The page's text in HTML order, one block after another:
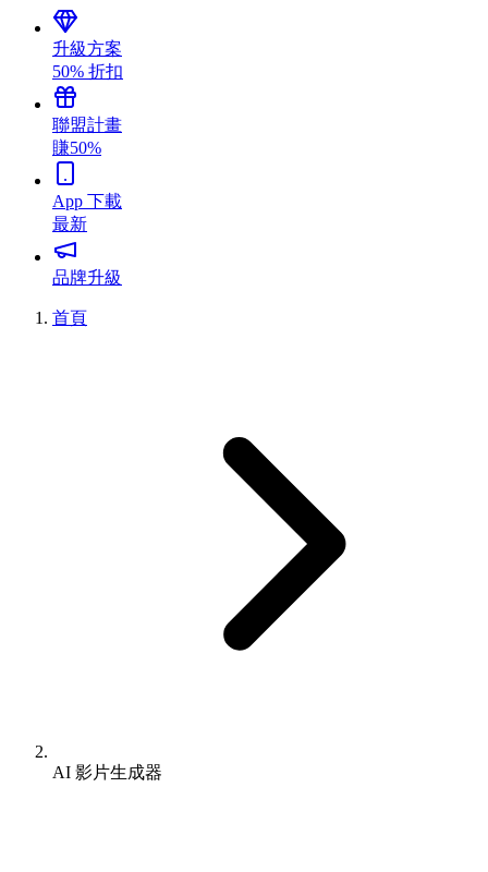
升級方案
50% 折扣
聯盟計畫
賺50%
App 下載
最新
品牌升級
首頁
AI 影片生成器